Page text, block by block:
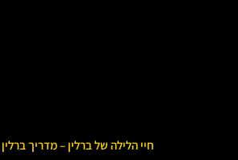
חיי הלילה של ברלין – מדריך